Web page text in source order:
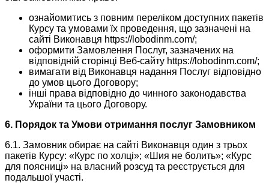
ознайомитись з повним переліком доступних пакетів
Курсу та умовами їх проведення, що зазначені на
сайті Виконавця https://lobodinm.com/;
оформити Замовлення Послуг, зазначених на
відповідній сторінці Веб-сайту https://lobodinm.com/;
вимагати від Виконавця надання Послуг відповідно
до умов цього Договору;
інші права відповідно до чинного законодавства
України та цього Договору.
6. Порядок та Умови отримання послуг Замовником
6.1. Замовник обирає на сайті Виконавця один з трьох
пакетів Курсу: «Курс по холці»; «Шия не болить»; «Курс
для поясниці» на власний розсуд та реєструється для
подальшої участі.